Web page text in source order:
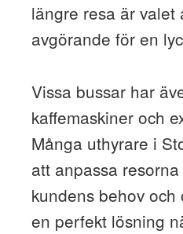
längre resa är valet
avgörande för en
Vissa bussar har
kaffemaskiner och
Många uthyrare i
att anpassa
kundens behov
en perfekt lösning